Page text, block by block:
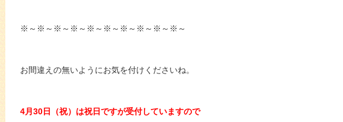
※～※～※～※～※～※～※～※～※～※～
お間違えの無いようにお気を付けくださいね。
4月30日（祝）は祝日ですが受付していますので